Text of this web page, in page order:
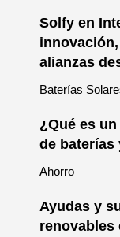
Solfy en
alianzas
Baterías
¿Qué es
de baterías
Ahorro
Ayudas y
renovables